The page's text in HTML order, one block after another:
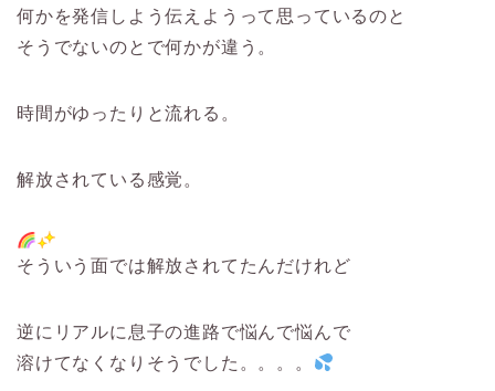
何かを発信しよう伝えようって思っているのと
そうでないのとで何かが違う。
時間がゆったりと流れる。
解放されている感覚。
そういう面では解放されてたんだけれど
逆にリアルに息子の進路で悩んで悩んで
溶けてなくなりそうでした。。。。